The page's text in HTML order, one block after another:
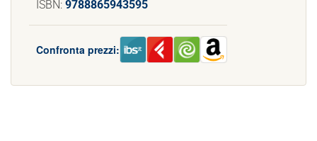
ISBN: 9788865943595
Confronta prezzi: